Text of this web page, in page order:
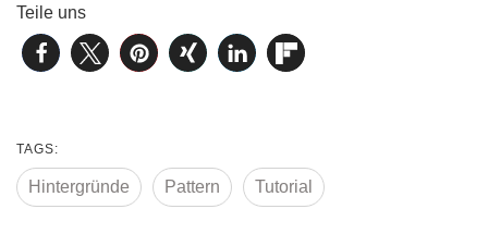
Teile uns
TAGS:
Hintergründe Pattern Tutorial